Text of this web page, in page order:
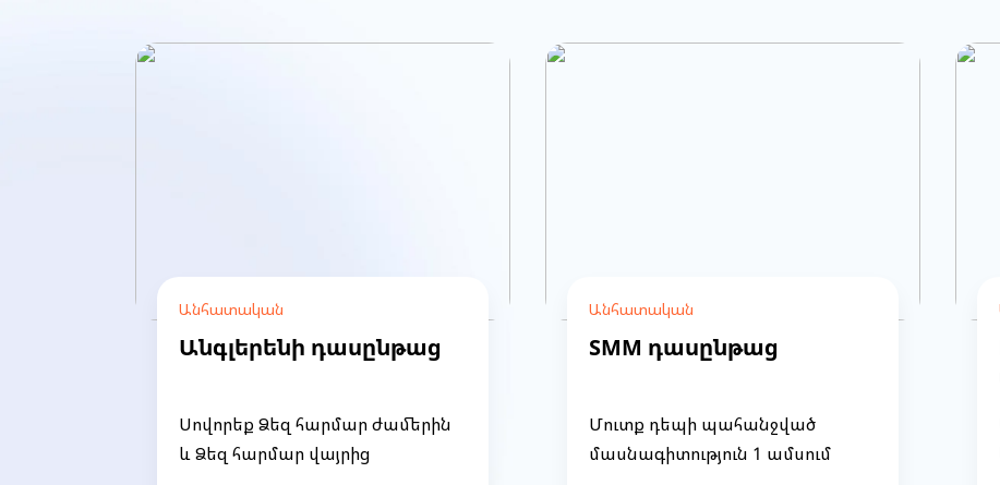
Անհատական
Անգլերենի դասընթաց
Սովորեք Ձեզ հարմար ժամերին
և Ձեզ հարմար վայրից
Անհատական
SMM դասընթաց
Մուտք դեպի պահանջված
մասնագիտություն 1 ամսում